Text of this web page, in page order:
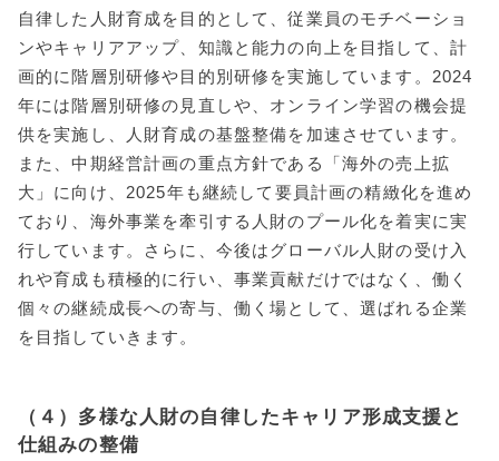
自律した人財育成を目的として、従業員のモチベーショ
ンやキャリアアップ、知識と能力の向上を目指して、計
画的に階層別研修や目的別研修を実施しています。2024
年には階層別研修の見直しや、オンライン学習の機会提
供を実施し、人財育成の基盤整備を加速させています。
また、中期経営計画の重点方針である「海外の売上拡
大」に向け、2025年も継続して要員計画の精緻化を進め
ており、海外事業を牽引する人財のプール化を着実に実
行しています。さらに、今後はグローバル人財の受け入
れや育成も積極的に行い、事業貢献だけではなく、働く
個々の継続成長への寄与、働く場として、選ばれる企業
を目指していきます。
（４）多様な人財の自律したキャリア形成支援と
仕組みの整備